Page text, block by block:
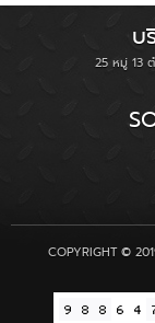
บ
25 หมู่ 13
COPYRIGHT ©